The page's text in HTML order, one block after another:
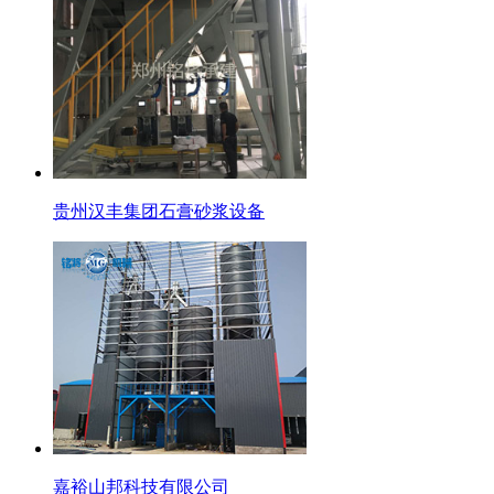
贵州汉丰集团石膏砂浆设备
嘉裕山邦科技有限公司